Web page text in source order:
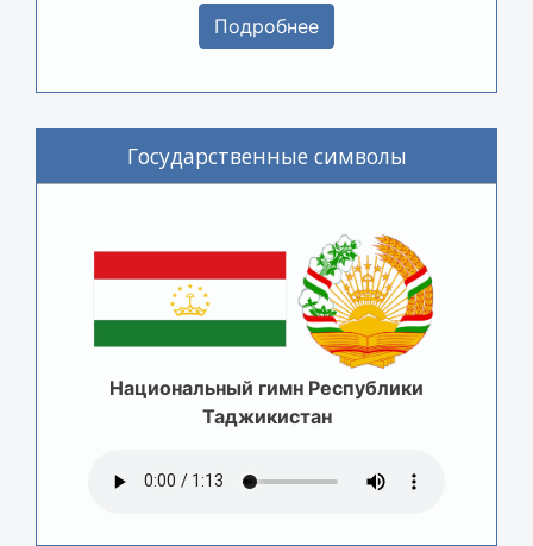
Подробнее
Государственные символы
Национальный гимн Республики
Таджикистан